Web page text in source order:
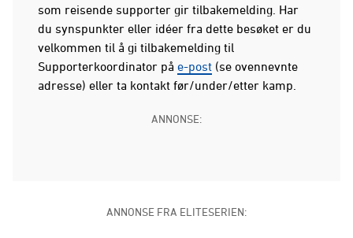
som reisende supporter gir tilbakemelding. Har
du synspunkter eller idéer fra dette besøket er du
velkommen til å gi tilbakemelding til
Supporterkoordinator på e-post (se ovennevnte
adresse) eller ta kontakt før/under/etter kamp.
ANNONSE:
ANNONSE FRA ELITESERIEN: